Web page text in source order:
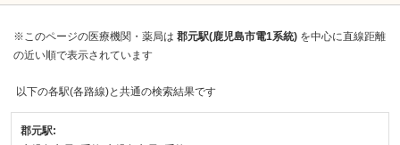
※このページの医療機関・薬局は 郡元駅(鹿児島市電1系統) を中心に直線距離
の近い順で表示されています
以下の各駅(各路線)と共通の検索結果です
郡元駅: